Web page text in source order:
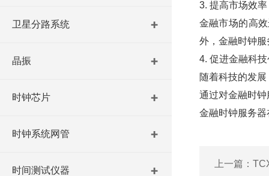
卫星分路系统
晶振
时钟芯片
时钟系统网管
时间测试仪器
3. 提高市场效率
金融市场的高
外，金融时钟
4. 促进金融科技
随着科技的发
通过对金融时
金融时钟服务
上一篇：